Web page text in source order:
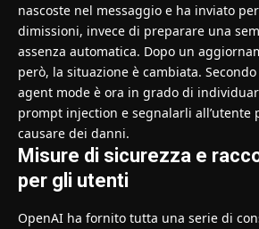
nascoste nel messaggio e ha inviato
dimissioni, invece di preparare una
assenza automatica. Dopo un
però, la situazione è cambiata.
agent mode è ora in grado di
prompt injection e segnalarli all’utente
causare dei danni.
Misure di sicurezza e
per gli utenti
OpenAI ha fornito tutta una serie di